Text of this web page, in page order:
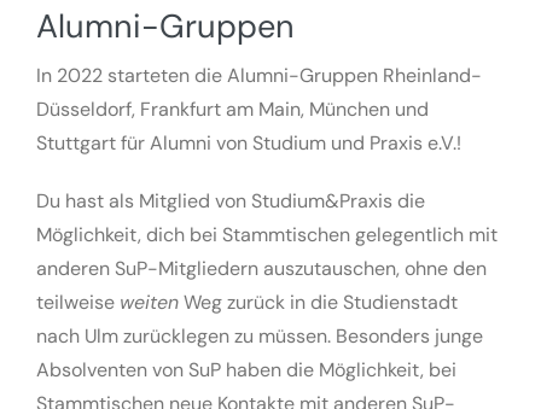
Alumni-Gruppen
In 2022 starteten die Alumni-Gruppen Rheinland-
Düsseldorf, Frankfurt am Main, München und
Stuttgart für Alumni von Studium und Praxis e.V.!
Du hast als Mitglied von Studium&Praxis die
Möglichkeit, dich bei Stammtischen gelegentlich mit
anderen SuP-Mitgliedern auszutauschen, ohne den
teilweise weitenWeg zurück in die Studienstadt
nach Ulm zurücklegen zu müssen. Besonders junge
Absolventen von SuP haben die Möglichkeit, bei
Stammtischen neue Kontakte mit anderen SuP-